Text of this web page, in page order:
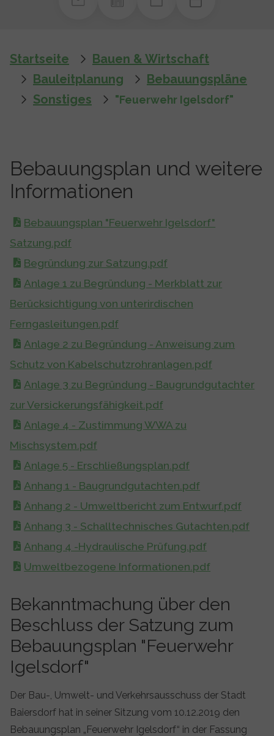
Startseite
Bauen & Wirtschaft
Bauleitplanung
Bebauungspläne
Sonstiges
"Feuerwehr Igelsdorf"
Bebauungsplan und weitere
Informationen
Bebauungsplan "Feuerwehr Igelsdorf"
Satzung.pdf
Begründung zur Satzung.pdf
Anlage 1 zu Begründung - Merkblatt zur
Berücksichtigung von unterirdischen
Ferngasleitungen.pdf
Anlage 2 zu Begründung - Anweisung zum
Schutz von Kabelschutzrohranlagen.pdf
Anlage 3 zu Begründung - Baugrundgutachter
zur Versickerungsfähigkeit.pdf
Anlage 4 - Zustimmung WWA zu
Mischsystem.pdf
Anlage 5 - Erschließungsplan.pdf
Anhang 1 - Baugrundgutachten.pdf
Anhang 2 - Umweltbericht zum Entwurf.pdf
Anhang 3 - Schalltechnisches Gutachten.pdf
Anhang 4 -Hydraulische Prüfung.pdf
Umweltbezogene Informationen.pdf
Bekanntmachung über den
Beschluss der Satzung zum
Bebauungsplan "Feuerwehr
Igelsdorf"
Der Bau-, Umwelt- und Verkehrsausschuss der Stadt
Baiersdorf hat in seiner Sitzung vom 10.12.2019 den
Bebauungsplan „Feuerwehr Igelsdorf“ in der Fassung